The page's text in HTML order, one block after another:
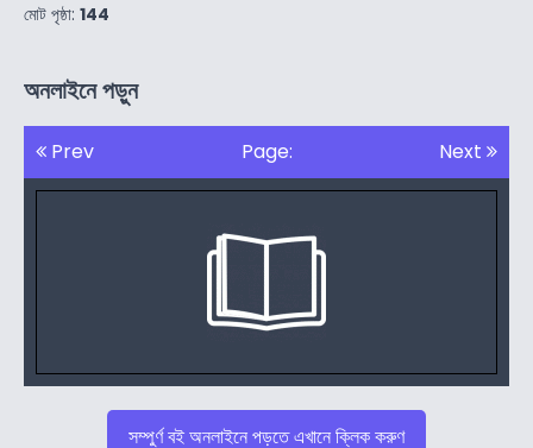
মোট পৃষ্ঠা: 144
অনলাইনে পড়ুন
Prev Page: Next
সম্পুর্ণ বই অনলাইনে পড়তে এখানে ক্লিক করুণ